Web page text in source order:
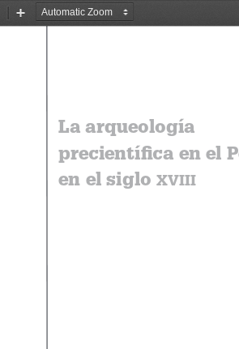
Zoom
Zoom
La arqueología
precientífica en el
en el siglo XVIII